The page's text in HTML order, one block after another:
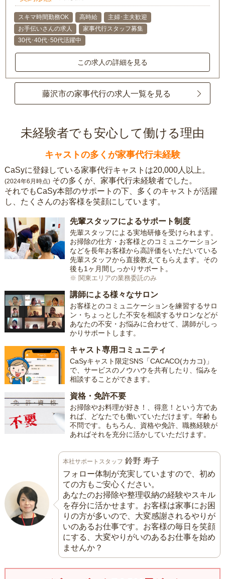
スキマ時間勤務OK 高時給
主婦･主夫歓迎
お手伝いさんの求人
家事代行スタッフ募集
30代･40代･50代活躍中
この求人の詳細を見る
藤沢市の家事代行の求人一覧を見る
未経験者でも安心して働ける理由
キャストの多くが家事代行未経験
CaSyに登録している家事代行キャストは20,000人以上。
(2024年6月時点) その多くが、家事代行未経験者でした。
それでもCaSy本部のサポートの下、多くのキャストが活躍
し、たくさんのお客様を笑顔にしています。
先輩スタッフによるサポート制度
先輩スタッフによる実地研修を受けられます。
お掃除の仕方・お客様とのコミュニケーション
などを長年お客様から高評価をいただいている
先輩スタッフから直接教えてもらえます。その
後も1ヶ月間しっかりサポート。
※ 関東エリアの業務委託のみ
講師による様々なサロン
お客様とのコミュニケーションを練習するサロ
ン・ちょっとした不安を相談するサロンなどが
あなたの不安・お悩みに合わせて、講師がしっ
かりサポートします。
キャスト専用コミュニティ
CaSyキャスト限定SNS「CACACO(カカコ)」
で、サービスのノウハウを共有したり、悩みを
相談することができます。
資格・免許不要
お掃除やお料理が好き！、得意！という方であ
れば、どなたでも働いていただけます。年齢も
不問です。もちろん、資格や免許、職務経験が
あればそれを充分に活かしていただけます。
本社サポートスタッフ 鈴野 寿子
フォロー体制が充実していますので、初め
ての方もご安心ください。
あなたのお掃除や整理収納の経験やスキル
を存分に活かせます。お客様は家事にお困
りの方が多いので、大変感謝されるやりが
いのあるお仕事です。お客様の毎日を笑顔
にする、大変やりがいのあるお仕事を始め
ませんか？